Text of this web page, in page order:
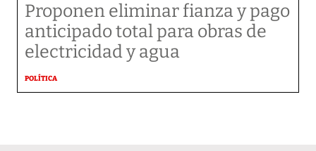
Proponen eliminar fianza y pago
anticipado total para obras de
electricidad y agua
POLÍTICA